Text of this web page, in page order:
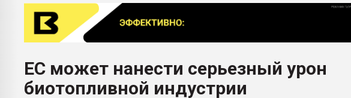
Продам отходы Композиция
поликарбоната и АБС-пластика
Armaloy PC/ABS-1IM черный цвет
Профильная литература. Продажа,
покупка, обмен
ЕС может нанести серьезный урон
биотопливной индустрии